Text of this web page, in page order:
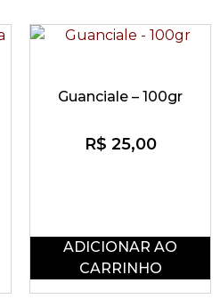
Guanciale – 100gr
R$ 25,00
ADICIONAR AO
CARRINHO